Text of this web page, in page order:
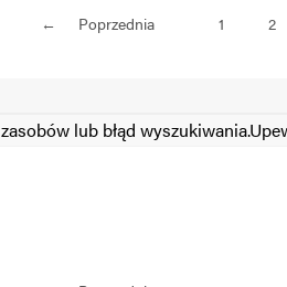
← Poprzednia 1 2
lub błąd